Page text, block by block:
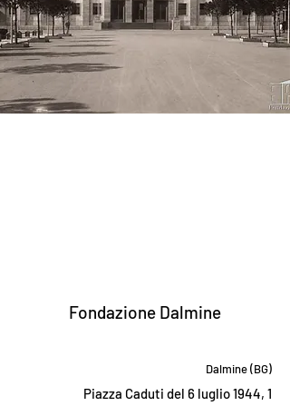
Fondazione Dalmine
Dalmine (BG)
Piazza Caduti del 6 luglio 1944, 1